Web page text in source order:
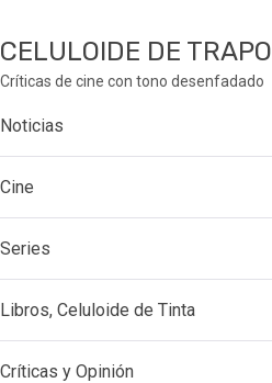
CELULOIDE DE TRAPO
Críticas de cine con tono desenfadado
Noticias
Cine
Series
Libros, Celuloide de Tinta
Críticas y Opinión